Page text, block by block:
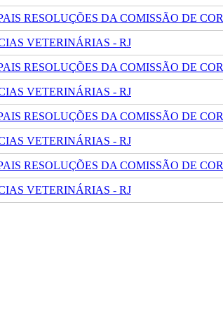
RESOLUÇÕES DA COMISSÃO DE
VETERINÁRIAS - RJ
RESOLUÇÕES DA COMISSÃO DE
VETERINÁRIAS - RJ
RESOLUÇÕES DA COMISSÃO DE
VETERINÁRIAS - RJ
RESOLUÇÕES DA COMISSÃO DE
VETERINÁRIAS - RJ